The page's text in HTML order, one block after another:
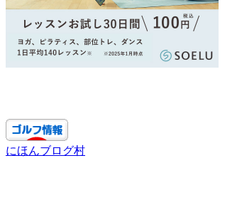
にほんブログ村